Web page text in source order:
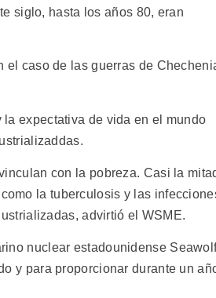
siglo, hasta los años 80, eran
el caso de las guerras de
expectativa de vida en el mundo
con la pobreza. Casi la
la tuberculosis y las
advirtió el WSME.
nuclear estadounidense
y para proporcionar durante un